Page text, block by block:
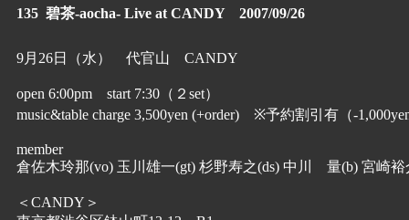
135 碧茶-aocha- Live at CANDY 2007/09/26
9月26日（水） 代官山 CANDY
open 6:00pm start 7:30（２set）
music&table charge 3,500yen (+order) ※予約割引有（-1,000yen
member
倉佐木玲那(vo) 玉川雄一(gt) 杉野寿之(ds) 中川 量(b) 宮崎裕
＜CANDY＞